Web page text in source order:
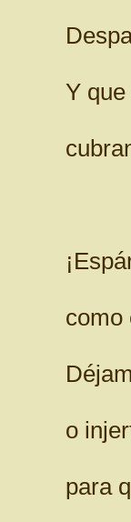
Y
como
o
para